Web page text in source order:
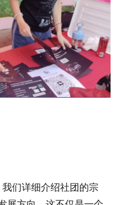
们详细介绍社团的宗